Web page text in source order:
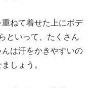
ねて着せた上にボデ
といって、たくさん
は汗をかきやすいの
しょう。